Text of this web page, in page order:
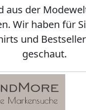
aus der
Wir haben für
und
geschaut.